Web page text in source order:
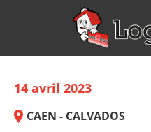
14 avril 2023
CAEN - CALVADOS